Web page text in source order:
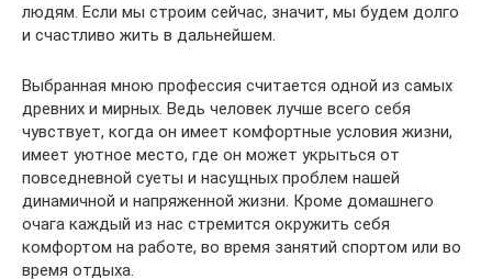
людям. Если мы строим сейчас, значит, мы будем долго
и счастливо жить в дальнейшем.
Выбранная мною профессия считается одной из самых
древних и мирных. Ведь человек лучше всего себя
чувствует, когда он имеет комфортные условия жизни,
имеет уютное место, где он может укрыться от
повседневной суеты и насущных проблем нашей
динамичной и напряженной жизни. Кроме домашнего
очага каждый из нас стремится окружить себя
комфортом на работе, во время занятий спортом или во
время отдыха.